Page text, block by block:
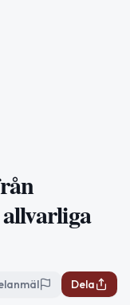
Dela